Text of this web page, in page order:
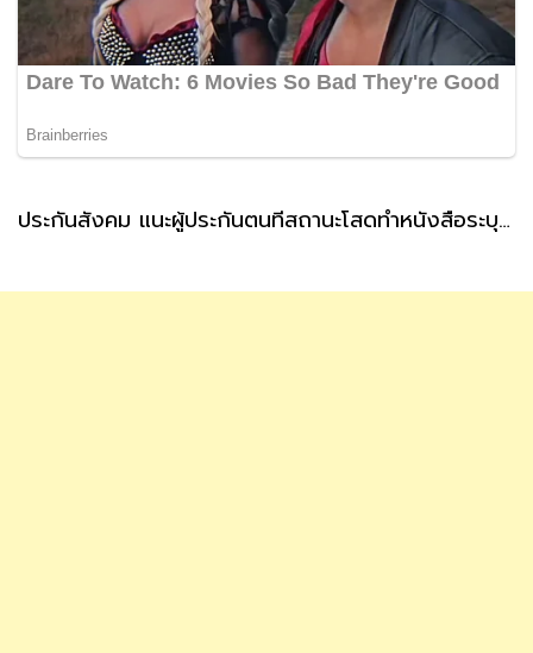
ประกันสังคม แนะผู้ประกันตนที่สถานะโสดทำหนังสือระบุผู้รับเงินสงเคราะห์ กรณีตายล่วงหน้า